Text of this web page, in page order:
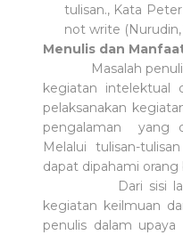
tulisan., Kata
not write
Menulis dan
Masalah
kegiatan intelektual
pelaksanakan
pengalaman yang
Melalui tulisan-
dapat dipahami
Dari sisi lain,
kegiatan keilmuan
penulis dalam upaya